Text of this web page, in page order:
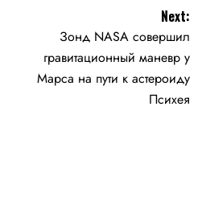
Next:
Зонд NASA совершил
гравитационный маневр у
Марса на пути к астероиду
Психея